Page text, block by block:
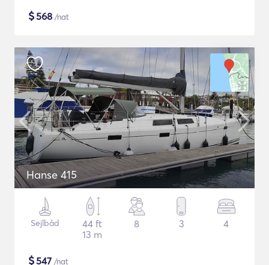
$568 /nat
Hanse 415
Sejlbåd
44 ft
13 m
8 3 4
$547 /nat